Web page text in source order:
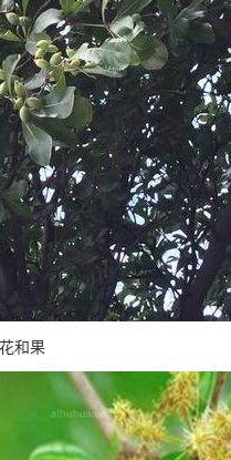
和果